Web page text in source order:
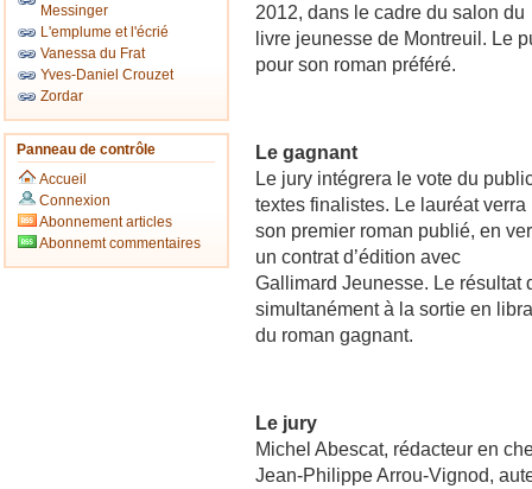
Messinger
L'emplume et l'écrié
Vanessa du Frat
Yves-Daniel Crouzet
Zordar
Panneau de contrôle
Accueil
Connexion
Abonnement articles
Abonnemt commentaires
2012, dans le cadre du salon du
livre jeunesse de Montreuil. Le
pour son roman préféré.
Le gagnant
Le jury intégrera le vote du
textes finalistes. Le lauréat verra
son premier roman publié, en
un contrat d’édition avec
Gallimard Jeunesse. Le résultat
simultanément à la sortie en
du roman gagnant.
Le jury
Michel Abescat, rédacteur en
Jean-Philippe Arrou-Vignod,